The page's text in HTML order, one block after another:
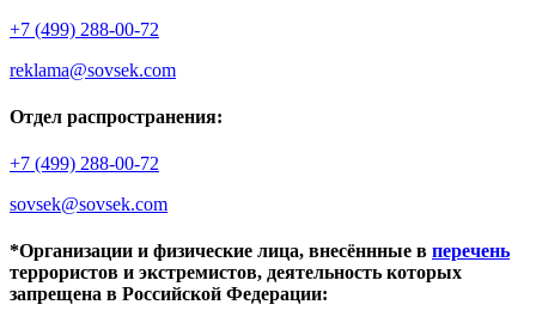
+7 (499) 288-00-72
reklama@sovsek.com
Отдел распространения:
+7 (499) 288-00-72
sovsek@sovsek.com
*Организации и физические лица, внесённные в перечень
террористов и экстремистов, деятельность которых
запрещена в Российской Федерации: